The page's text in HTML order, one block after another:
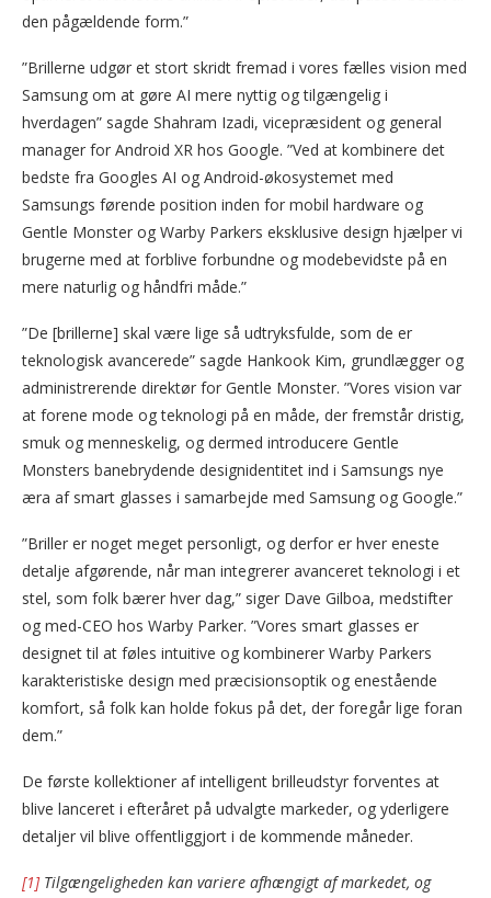
den pågældende form.”
”Brillerne udgør et stort skridt fremad i vores fælles vision med
Samsung om at gøre AI mere nyttig og tilgængelig i
hverdagen” sagde Shahram Izadi, vicepræsident og general
manager for Android XR hos Google. ”Ved at kombinere det
bedste fra Googles AI og Android-økosystemet med
Samsungs førende position inden for mobil hardware og
Gentle Monster og Warby Parkers eksklusive design hjælper vi
brugerne med at forblive forbundne og modebevidste på en
mere naturlig og håndfri måde.”
”De [brillerne] skal være lige så udtryksfulde, som de er
teknologisk avancerede” sagde Hankook Kim, grundlægger og
administrerende direktør for Gentle Monster. ”Vores vision var
at forene mode og teknologi på en måde, der fremstår dristig,
smuk og menneskelig, og dermed introducere Gentle
Monsters banebrydende designidentitet ind i Samsungs nye
æra af smart glasses i samarbejde med Samsung og Google.”
”Briller er noget meget personligt, og derfor er hver eneste
detalje afgørende, når man integrerer avanceret teknologi i et
stel, som folk bærer hver dag,” siger Dave Gilboa, medstifter
og med-CEO hos Warby Parker. ”Vores smart glasses er
designet til at føles intuitive og kombinerer Warby Parkers
karakteristiske design med præcisionsoptik og enestående
komfort, så folk kan holde fokus på det, der foregår lige foran
dem.”
De første kollektioner af intelligent brilleudstyr forventes at
blive lanceret i efteråret på udvalgte markeder, og yderligere
detaljer vil blive offentliggjort i de kommende måneder.
[1]Tilgængeligheden kan variere afhængigt af markedet, og